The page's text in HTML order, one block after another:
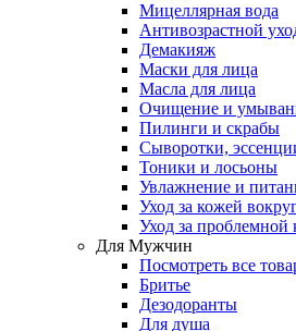
Мицеллярная вода
Антивозрастной
Демакияж
Маски для лица
Масла для лица
Очищение и
Пилинги и скрабы
Сыворотки,
Тоники и лосьоны
Увлажнение и
Уход за кожей
Уход за проблемной
Для Мужчин
Посмотреть все
Бритье
Дезодоранты
Для душа